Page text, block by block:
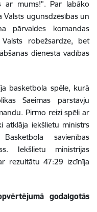
ar mums!”. Par labāko
Valsts ugunsdzēsības un
pārvaldes komandas
robežsardze, bet
dienesta vadības
basketbola spēle, kurā
Saeimas pārstāvju
Pirmo reizi spēli ar
atklāja iekšlietu ministrs
savienības
Iekšlietu ministrijas
rezultātu 47:29 izcīnīja
godalgotās